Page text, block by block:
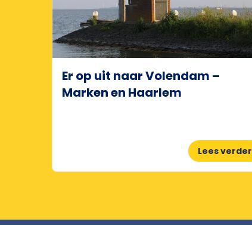
Er op uit naar Volendam –
Marken en Haarlem
Lees verder